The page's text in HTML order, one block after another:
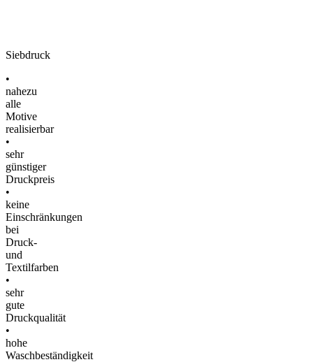
Siebdruck
•
nahezu
alle
Motive
realisierbar
•
sehr
günstiger
Druckpreis
•
keine
Einschränkungen
bei
Druck-
und
Textilfarben
•
sehr
gute
Druckqualität
•
hohe
Waschbeständigkeit